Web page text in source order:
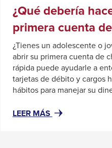
cheques?
¿Qué debería
primera cuenta
¿Tienes un adolescente o
abrir su primera cuenta de
rápida puede ayudarle a
tarjetas de débito y cargos
hábitos para manejar su
LEER MÁS